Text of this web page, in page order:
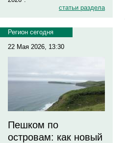
статьи раздела
Регион сегодня
22 Мая 2026, 13:30
Пешком по
островам: как новый